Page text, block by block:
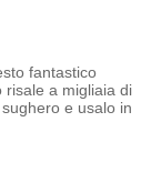
fantastico
risale a migliaia di
e usalo in